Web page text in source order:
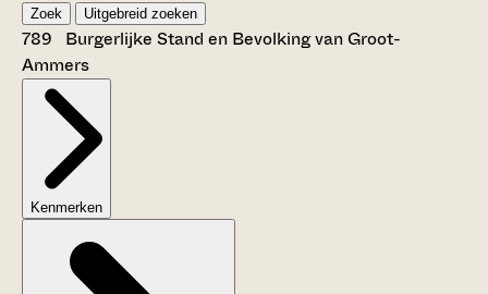
Zoek Uitgebreid zoeken
789 Burgerlijke Stand en Bevolking van Groot-
Ammers
Kenmerken